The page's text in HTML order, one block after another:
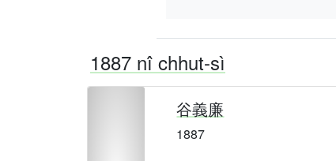
1887 nî chhut-sì
谷義廉
1887